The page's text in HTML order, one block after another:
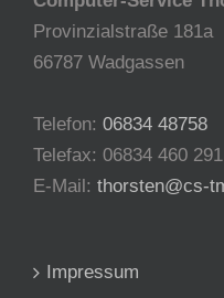
Provinzialstraße 181a
66787 Wadgassen
Telefon: 06834 48758
Telefax: 06834 460 291
E-Mail: thorsten@cs-
Impressum